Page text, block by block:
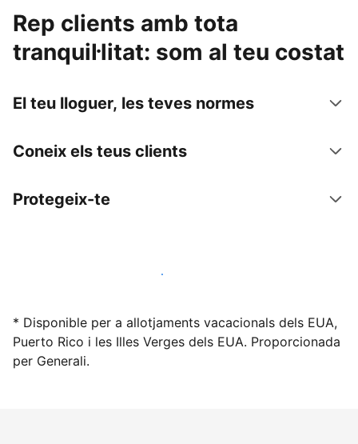
Rep clients amb tota
tranquil·litat: som al teu costat
El teu lloguer, les teves normes
Coneix els teus clients
Protegeix-te
Lloga l'allotjament amb nosaltres avui mateix
* Disponible per a allotjaments vacacionals dels EUA,
Puerto Rico i les Illes Verges dels EUA. Proporcionada
per Generali.